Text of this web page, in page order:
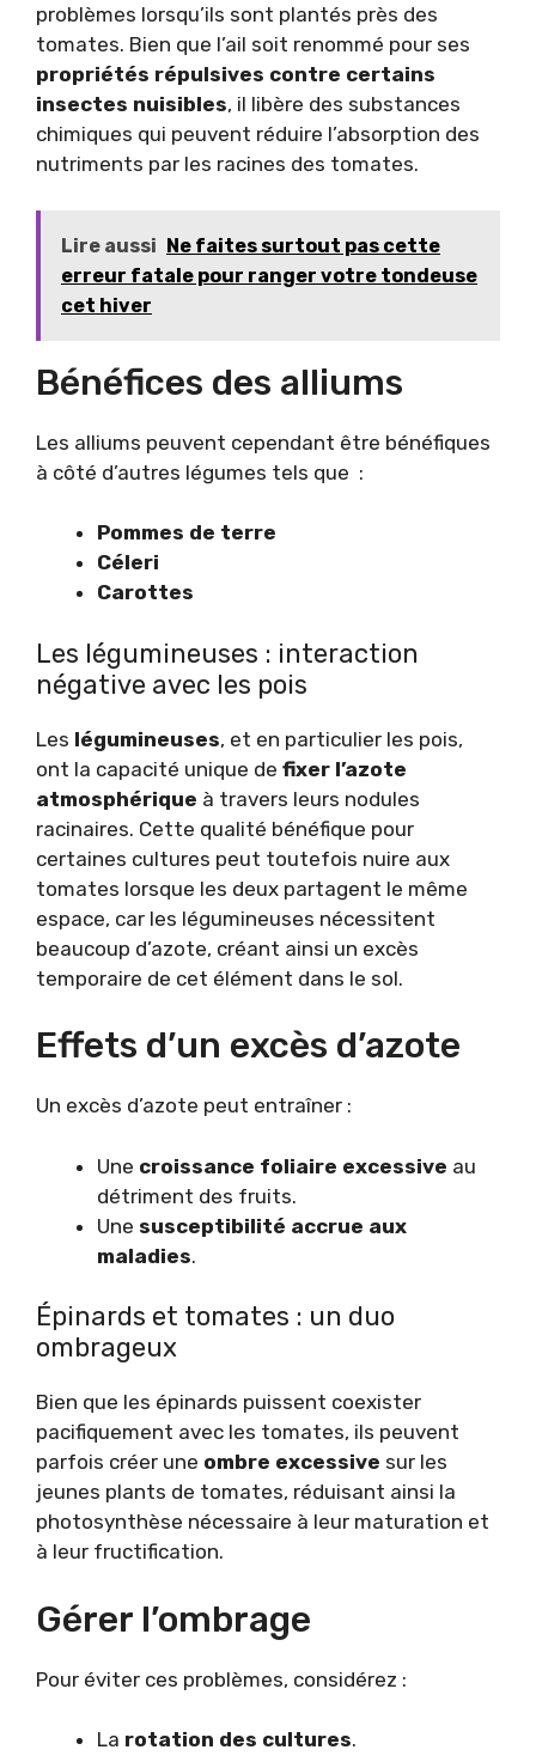
problèmes lorsqu’ils sont plantés près des
tomates. Bien que l’ail soit renommé pour ses
propriétés répulsives contre certains
insectes nuisibles, il libère des substances
chimiques qui peuvent réduire l’absorption des
nutriments par les racines des tomates.
Lire aussi Ne faites surtout pas cette
erreur fatale pour ranger votre tondeuse
cet hiver
Bénéfices des alliums
Les alliums peuvent cependant être bénéfiques
à côté d’autres légumes tels que :
Pommes de terre
Céleri
Carottes
Les légumineuses : interaction
négative avec les pois
Les légumineuses, et en particulier les pois,
ont la capacité unique de fixer l’azote
atmosphérique à travers leurs nodules
racinaires. Cette qualité bénéfique pour
certaines cultures peut toutefois nuire aux
tomates lorsque les deux partagent le même
espace, car les légumineuses nécessitent
beaucoup d’azote, créant ainsi un excès
temporaire de cet élément dans le sol.
Effets d’un excès d’azote
Un excès d’azote peut entraîner :
Une croissance foliaire excessive au
détriment des fruits.
Une susceptibilité accrue aux
maladies.
Épinards et tomates : un duo
ombrageux
Bien que les épinards puissent coexister
pacifiquement avec les tomates, ils peuvent
parfois créer une ombre excessive sur les
jeunes plants de tomates, réduisant ainsi la
photosynthèse nécessaire à leur maturation et
à leur fructification.
Gérer l’ombrage
Pour éviter ces problèmes, considérez :
La rotation des cultures.